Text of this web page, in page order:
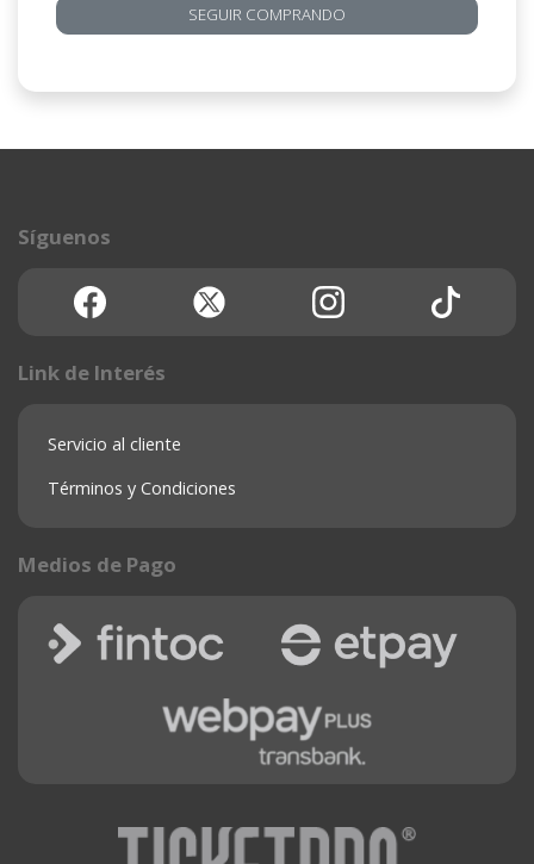
SEGUIR COMPRANDO
Síguenos
Link de Interés
Servicio al cliente
Términos y Condiciones
Medios de Pago